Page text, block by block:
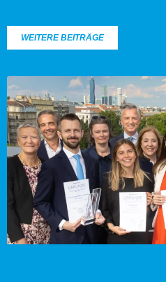
WEITERE BEITRÄGE